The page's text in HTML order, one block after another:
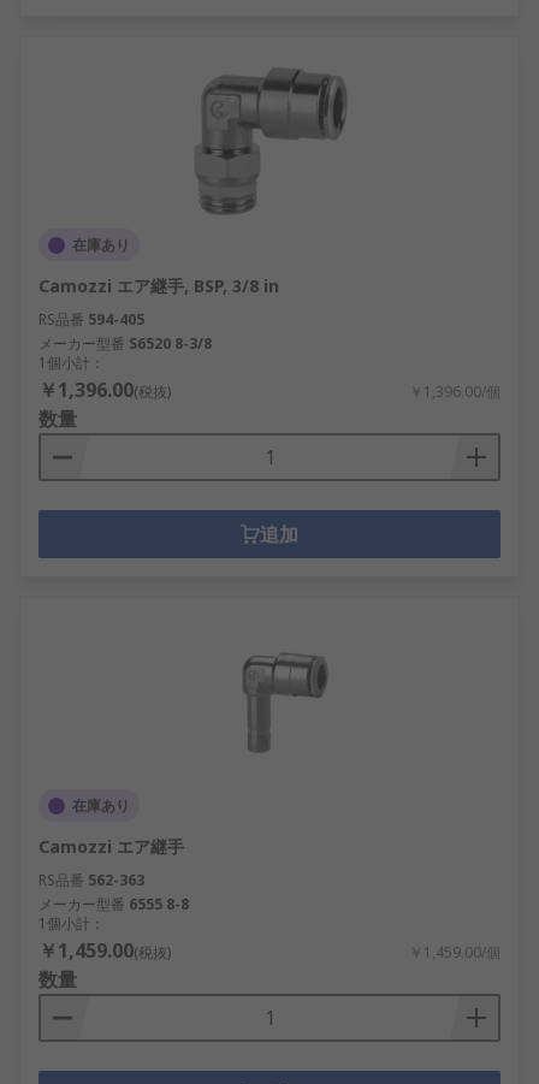
在庫あり
Camozzi エア継手, BSP, 3/8 in
RS品番 594-405
メーカー型番 S6520 8-3/8
1個小計：
￥1,396.00(税抜) ￥1,396.00/個
数量
追加
在庫あり
Camozzi エア継手
RS品番 562-363
メーカー型番 6555 8-8
1個小計：
￥1,459.00(税抜) ￥1,459.00/個
数量